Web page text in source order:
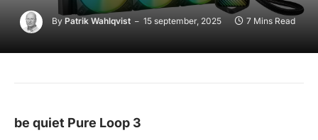
By Patrik Wahlqvist 15 september, 2025 7 Mins Read
be quiet Pure Loop 3